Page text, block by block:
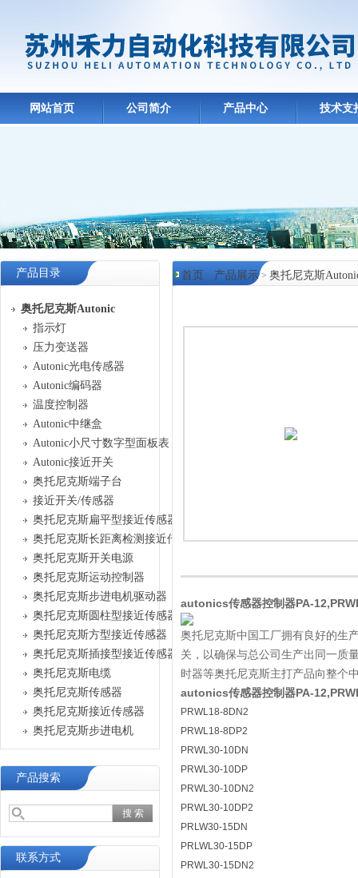
网站首页 公司简介 产品中心 技术支
产品目录
奥托尼克斯Autonic
指示灯
压力变送器
Autonic光电传感器
Autonic编码器
温度控制器
Autonic中继盒
Autonic小尺寸数字型面板表
Autonic接近开关
奥托尼克斯端子台
接近开关/传感器
奥托尼克斯扁平型接近传感器
奥托尼克斯长距离检测接近传感器
奥托尼克斯开关电源
奥托尼克斯运动控制器
奥托尼克斯步进电机驱动器
奥托尼克斯圆柱型接近传感器
奥托尼克斯方型接近传感器
奥托尼克斯插接型接近传感器
奥托尼克斯电缆
奥托尼克斯传感器
奥托尼克斯接近传感器
奥托尼克斯步进电机
产品搜索
联系方式
首页 > 产品展示> 奥托尼克斯
autonics传感器控制器PA-
奥托尼克斯中国工厂拥有良好的生
关，以确保与总公司生产出同一质
时器等奥托尼克斯主打产品向整个
autonics传感器控制器PA-
PRWL18-8DN2
PRWL18-8DP2
PRWL30-10DN
PRWL30-10DP
PRWL30-10DN2
PRWL30-10DP2
PRLW30-15DN
PRLWL30-15DP
PRWL30-15DN2